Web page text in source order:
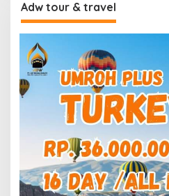
Adw tour & travel